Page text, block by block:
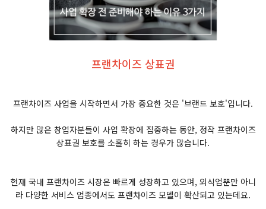
프랜차이즈 상표권
프랜차이즈 사업을 시작하면서 가장 중요한 것은 '브랜드 보호'입니다.
하지만 많은 창업자분들이 사업 확장에 집중하는 동안, 정작 프랜차이즈
상표권 보호를 소홀히 하는 경우가 많습니다.
현재 국내 프랜차이즈 시장은 빠르게 성장하고 있으며, 외식업뿐만 아니
라 다양한 서비스 업종에서도 프랜차이즈 모델이 확산되고 있는데요.